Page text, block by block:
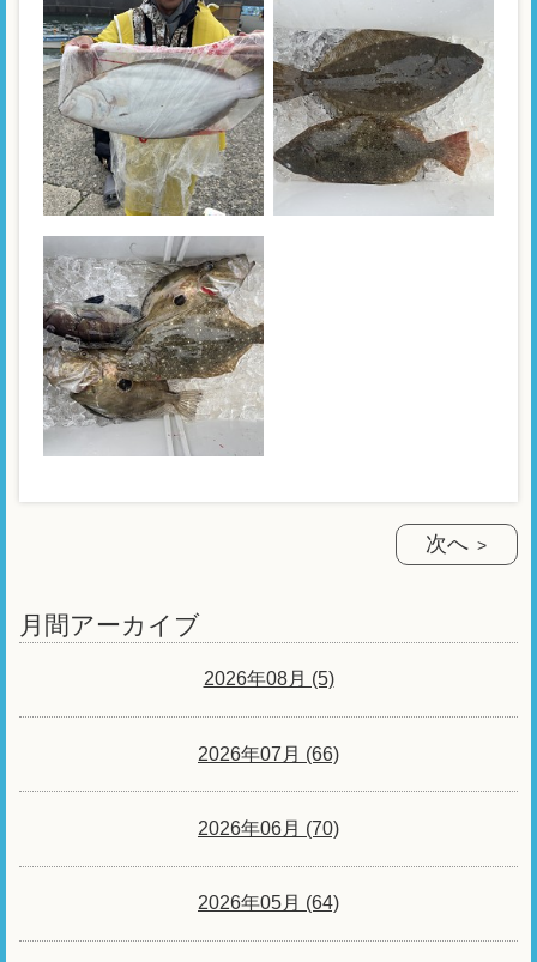
次へ
月間アーカイブ
2026年08月 (5)
2026年07月 (66)
2026年06月 (70)
2026年05月 (64)